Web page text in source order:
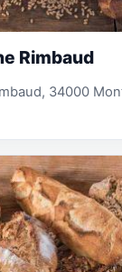
Rimbaud
34000